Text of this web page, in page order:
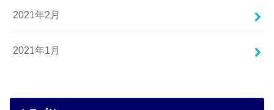
2021年2月
2021年1月